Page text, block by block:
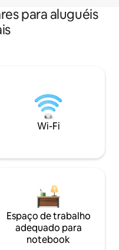
para aluguéis
Wi-Fi
Espaço de trabalho
adequado para
notebook